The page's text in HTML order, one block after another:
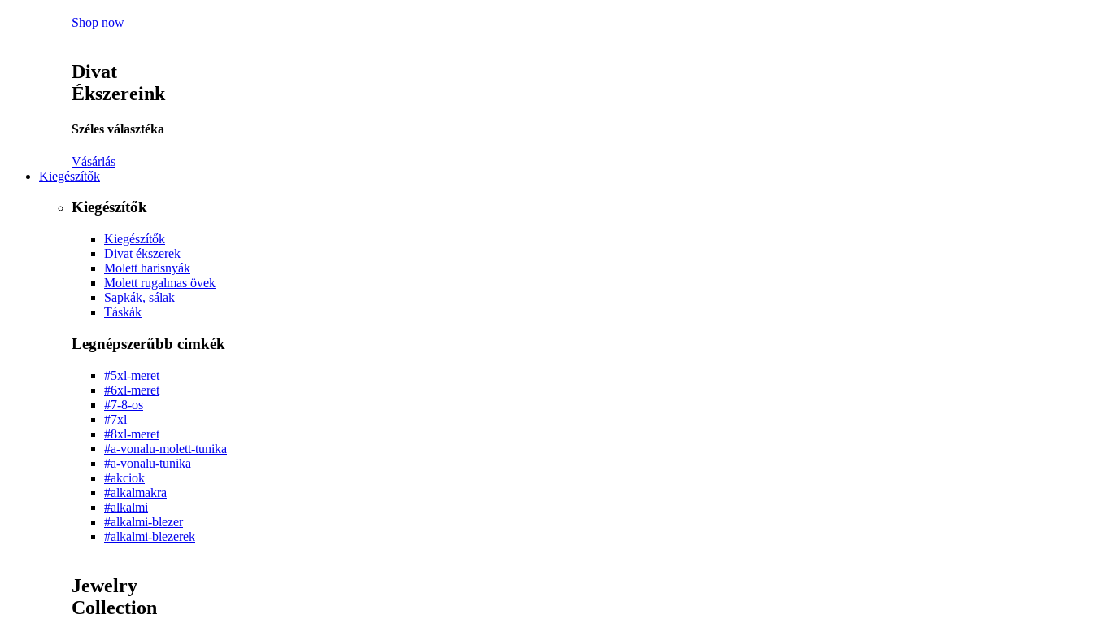
Shop now
Divat
Ékszereink
Széles választéka
Vásárlás
Kiegészítők
Kiegészítők
Kiegészítők
Divat ékszerek
Molett harisnyák
Molett rugalmas övek
Sapkák, sálak
Táskák
Legnépszerűbb cimkék
#5xl-meret
#6xl-meret
#7-8-os
#7xl
#8xl-meret
#a-vonalu-molett-tunika
#a-vonalu-tunika
#akciok
#alkalmakra
#alkalmi
#alkalmi-blezer
#alkalmi-blezerek
Jewelry
Collection